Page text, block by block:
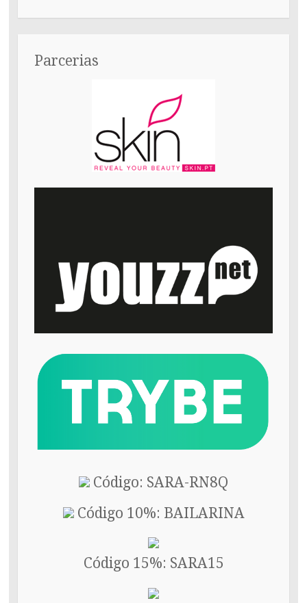
Parcerias
Código: SARA-RN8Q
Código 10%: BAILARINA
Código 15%: SARA15